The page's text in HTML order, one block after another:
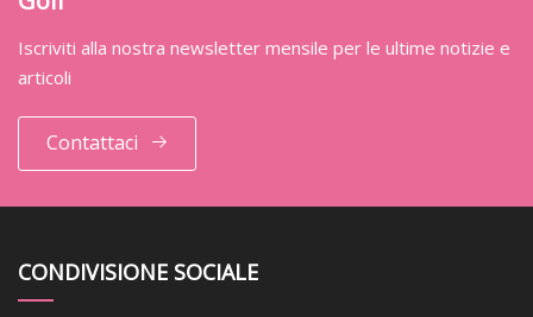
Iscriviti alla nostra newsletter mensile per le ultime notizie e
articoli
Contattaci
CONDIVISIONE SOCIALE